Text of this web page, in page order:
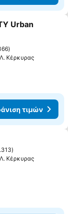
αγαπημένα
Urban
Κέρκυρας
τιμών
αγαπημένα
Κέρκυρας